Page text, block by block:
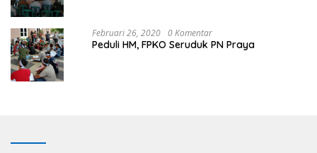
Februari 26, 2020 0 Komentar
Peduli HM, FPKO Seruduk PN Praya